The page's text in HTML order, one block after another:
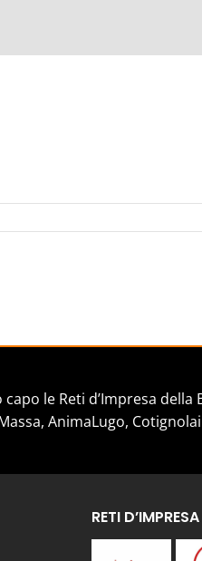
capo le Reti d’Impresa
AnimaLugo,
RETI D’IMPRESA